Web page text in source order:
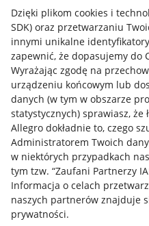
Dzięki plikom cookies i
SDK) oraz przetwarzaniu
innymi unikalne
zapewnić, że dopasujemy do
Wyrażając zgodę na
urządzeniu końcowym lub
danych (w tym w obszarze
statystycznych) sprawiasz, że
Allegro dokładnie to, czego
Administratorem Twoich
w niektórych przypadkach
tym tzw. “Zaufani Partnerzy
Informacja o celach
naszych partnerów znajduje
prywatności.
Nawigacja
Przydatne informacje
Jak to działa
Napisz do nas
Allegro Gadane dla